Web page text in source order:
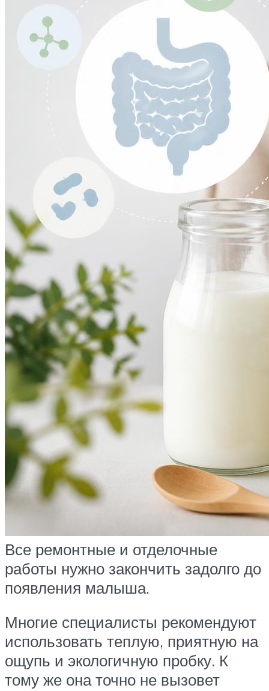
Все ремонтные и отделочные
работы нужно закончить задолго до
появления малыша.
Многие специалисты рекомендуют
использовать теплую, приятную на
ощупь и экологичную пробку. К
тому же она точно не вызовет